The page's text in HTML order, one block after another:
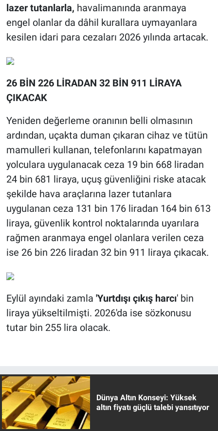
lazer tutanlarla, havalimanında aranmaya
engel olanlar da dâhil kurallara uymayanlara
kesilen idari para cezaları 2026 yılında artacak.
26 BİN 226 LİRADAN 32 BİN 911 LİRAYA
ÇIKACAK
Yeniden değerleme oranının belli olmasının
ardından, uçakta duman çıkaran cihaz ve tütün
mamulleri kullanan, telefonlarını kapatmayan
yolculara uygulanacak ceza 19 bin 668 liradan
24 bin 681 liraya, uçuş güvenliğini riske atacak
şekilde hava araçlarına lazer tutanlara
uygulanan ceza 131 bin 176 liradan 164 bin 613
liraya, güvenlik kontrol noktalarında uyarılara
rağmen aranmaya engel olanlara verilen ceza
ise 26 bin 226 liradan 32 bin 911 liraya çıkacak.
Eylül ayındaki zamla 'Yurtdışı çıkış harcı' bin
liraya yükseltilmişti. 2026'da ise sözkonusu
tutar bin 255 lira olacak.
Dünya Altın Konseyi: Yüksek
altın fiyatı güçlü talebi yansıtıyor